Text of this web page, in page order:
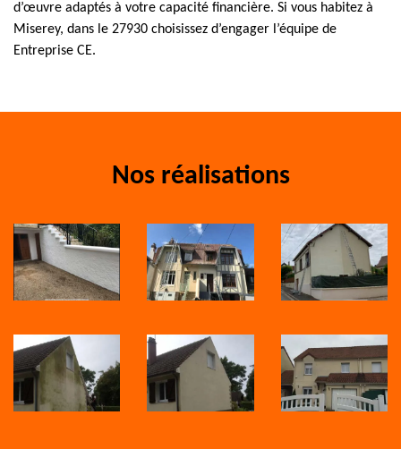
d’œuvre adaptés à votre capacité financière. Si vous habitez à
Miserey, dans le 27930 choisissez d’engager l’équipe de
Entreprise CE.
Nos réalisations